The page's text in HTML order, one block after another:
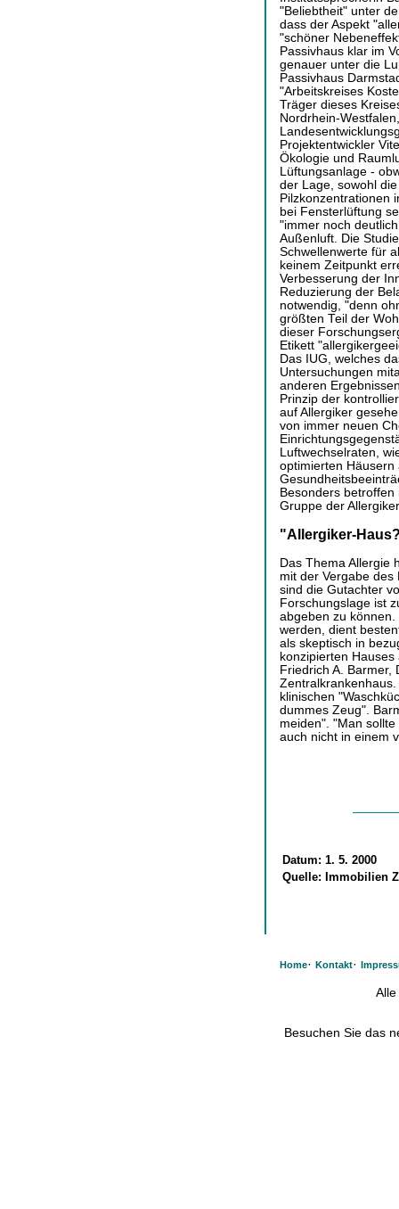
"Beliebtheit" unter
dass der Aspekt
"schöner
Passivhaus klar im
genauer unter die
Passivhaus
"Arbeitskreises
Träger dieses
Nordrhein-
Projektentwickler
Ökologie und
Lüftungsanlage -
der Lage, sowohl
Pilzkonzentrationen
bei Fensterlüftung
"immer noch
Außenluft. Die
Schwellenwerte für
keinem Zeitpunkt
Verbesserung der
Reduzierung der
notwendig, "denn
größten Teil der
dieser
Etikett
Das IUG, welches
Untersuchungen
anderen
Prinzip der
auf Allergiker
von immer neuen
Luftwechselraten,
optimierten Häusern
Besonders
Gruppe der
"Allergiker-
Das Thema Allergie
mit der Vergabe des
sind die Gutachter
Forschungslage ist
abgeben zu
werden, dient
als skeptisch in
konzipierten
Friedrich A. Barmer,
klinischen
dummes Zeug".
meiden". "Man
auch nicht in einem
Datum: 1. 5. 2000
Quelle: Immobilien
Home· Kontakt·
Besuchen Sie das